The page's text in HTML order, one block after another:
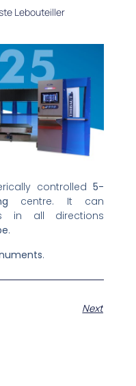
Lebouteiller
controlled 5-
centre. It can
in all directions
.
.
Next